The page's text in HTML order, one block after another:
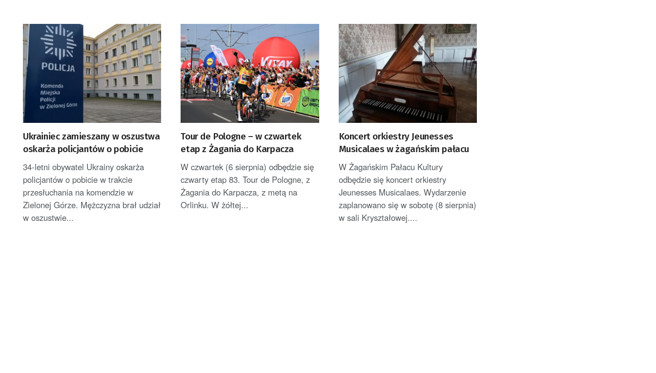
Ukrainiec zamieszany w oszustwa
oskarża policjantów o pobicie
34-letni obywatel Ukrainy oskarża
policjantów o pobicie w trakcie
przesłuchania na komendzie w
Zielonej Górze. Mężczyzna brał udział
w oszustwie...
Tour de Pologne – w czwartek
etap z Żagania do Karpacza
W czwartek (6 sierpnia) odbędzie się
czwarty etap 83. Tour de Pologne, z
Żagania do Karpacza, z metą na
Orlinku. W żółtej...
Koncert orkiestry Jeunesses
Musicalaes w żagańskim pałacu
W Żagańskim Pałacu Kultury
odbędzie się koncert orkiestry
Jeunesses Musicalaes. Wydarzenie
zaplanowano się w sobotę (8 sierpnia)
w sali Kryształowej....